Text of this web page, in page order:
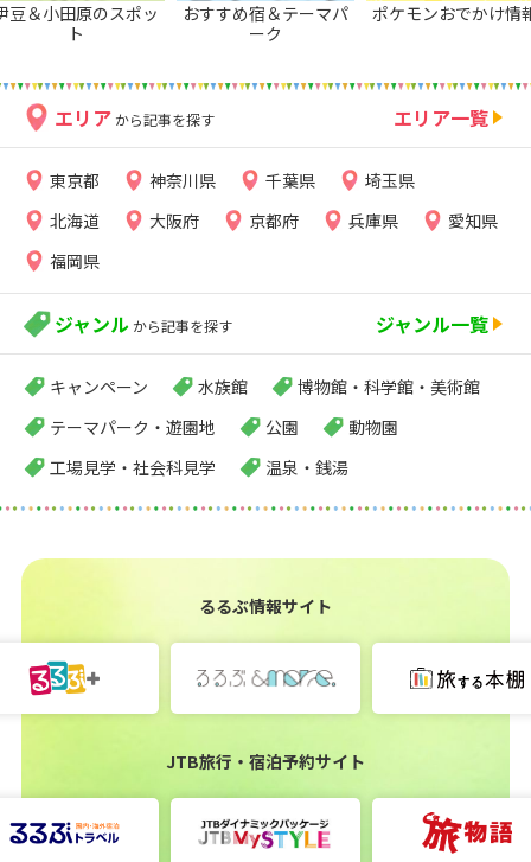
豆＆小田原のスポッ
ト
おすすめ宿＆テーマパ
ーク
ポケモンおでかけ情
エリア から記事を探す エリア一覧
東京都 神奈川県 千葉県
埼玉県
北海道
大阪府 京都府 兵庫県
愛知県
福岡県
ジャンル から記事を探す ジャンル一覧
キャンペーン 水族館
博物館・科学館・美術館
テーマパーク・遊園地
公園
動物園
工場見学・社会科見学
温泉・銭湯
るるぶ情報サイト
JTB旅行・宿泊予約サイト